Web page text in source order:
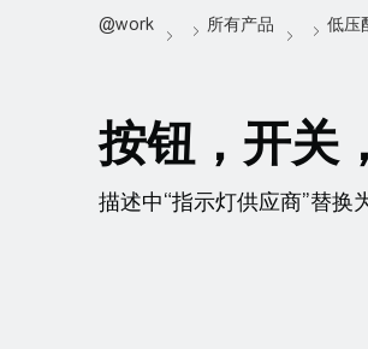
按钮，开关
描述中“指示灯供应商”替换